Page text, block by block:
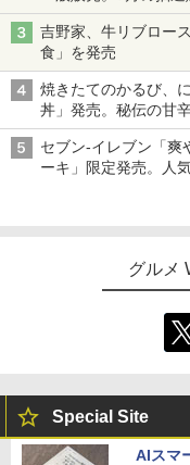
吉野家、牛リブロー
食」を発売
焼きたてのかるび、
丼」発売。秘伝の甘
セブン-イレブン「爽
ーキ」限定発売。人
グルメ
Special Site
AIスマ